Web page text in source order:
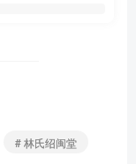
# 林氏绍闽堂